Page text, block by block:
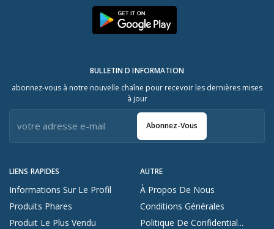
LIENS RAPIDES
Informations Sur Le Profil
Produits Phares
Produit Le Plus Vendu
AUTRE
À Propos De Nous
Conditions Générales
Politique De Confidential...
BULLETIN D INFORMATION
abonnez-vous à notre nouvelle chaîne pour recevoir les dernières mises
à jour
Abonnez-Vous